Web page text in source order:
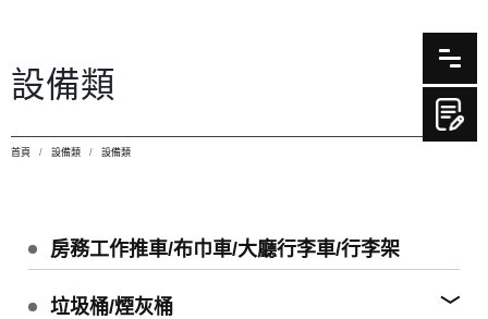
設備類
首頁 設備類 設備類
房務工作推車/布巾車/大廳行李車/行李架
垃圾桶/煙灰桶